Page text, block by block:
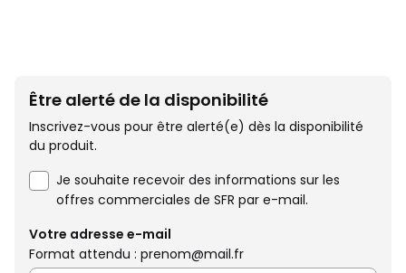
Être alerté de la disponibilité
Inscrivez-vous pour être alerté(e) dès la disponibilité
du produit.
Je souhaite recevoir des informations sur les
offres commerciales de SFR par e-mail.
Votre adresse e-mail
Format attendu : prenom@mail.fr